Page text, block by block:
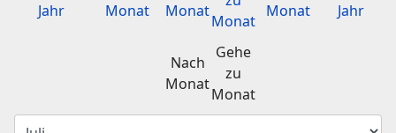
Nach
Monat
Gehe
zu
Monat